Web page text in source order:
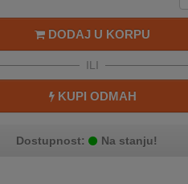
DODAJ U KORPU
ILI
KUPI ODMAH
Dostupnost: Na stanju!